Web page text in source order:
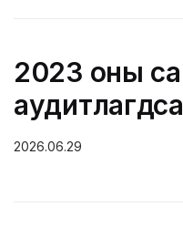
2023 оны
2026.06.29